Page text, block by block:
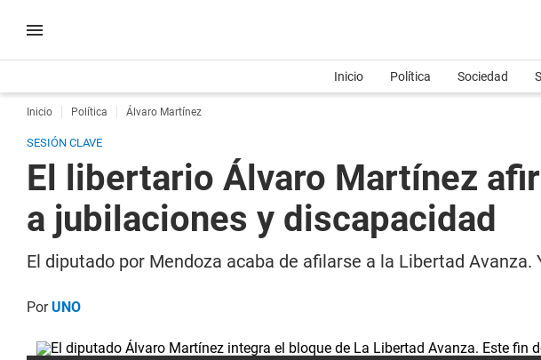
Inicio Política Sociedad
Inicio Política Álvaro Martínez
SESIÓN CLAVE
El libertario Álvaro Martínez
a jubilaciones y discapacidad
El diputado por Mendoza acaba de afilarse a la Libertad
PorUNO